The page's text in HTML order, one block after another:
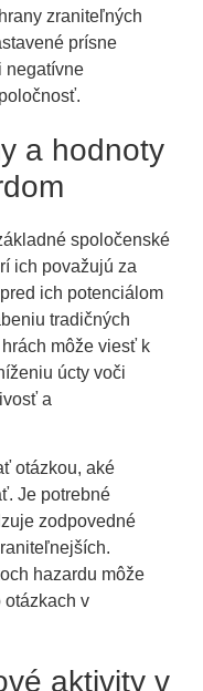
zraniteľných
prísne
negatívne
a hodnoty
spoločenské
ich považujú za
ich potenciálom
tradičných
môže viesť k
úcty voči
a
otázkou, aké
Je potrebné
zodpovedné
hazardu môže
v
aktivity v